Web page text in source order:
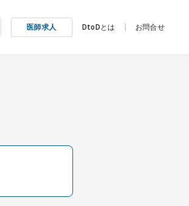
医師求人 DtoDとは お問合せ